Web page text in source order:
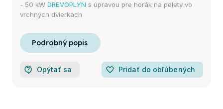
- 50 kW DREVOPLYN s úpravou pre horák na pelety vo
vrchných dvierkach
Opýtať sa favorite_border Pridať do obľúbených